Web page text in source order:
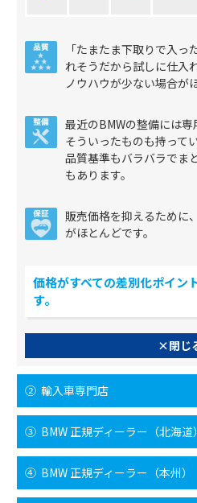
「たまたま下取りで入っ
れそうだから試しに仕入
ノウハウが少ない場合が
最近のBMWの整備には専
そういったものも持って
品質基準もバラバラでま
もあります。
販売価格を抑えるために
がほとんどです。
価格がすべての差別化ポイン
す。
×閉じ
② 輸入車専門店
③ BMW 正規ディーラー （北海道）
④ BMW 正規ディーラー （本州）